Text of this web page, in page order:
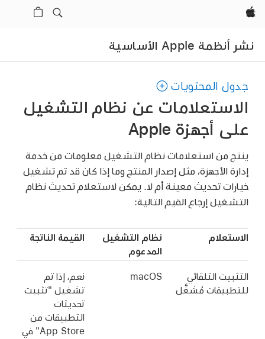
Apple‏
نشر أنظمة Apple الأساسية
جدول المحتويات
الاستعلامات عن نظام التشغيل
على أجهزة Apple
ينتج من استعلامات نظام التشغيل معلومات من خدمة
إدارة الأجهزة، مثل إصدار المنتج وما إذا كان قد تم تشغيل
خيارات تحديث معينة أم لا. يمكن لاستعلام تحديث نظام
التشغيل إرجاع القيم التالية:
الاستعلام
نظام التشغيل
المدعوم
القيمة الناتجة
التثبيت التلقائي
للتطبيقات مُشغَّل
macOS
نعم، إذا تم
تشغيل "تثبيت
تحديثات
التطبيقات من
App Store" في